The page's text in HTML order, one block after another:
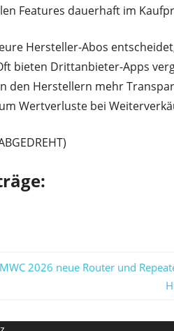
Features dauerhaft im
Hersteller-Abos
bieten Drittanbieter-Apps
den Herstellern mehr
Wertverluste bei
2026 neue Router und